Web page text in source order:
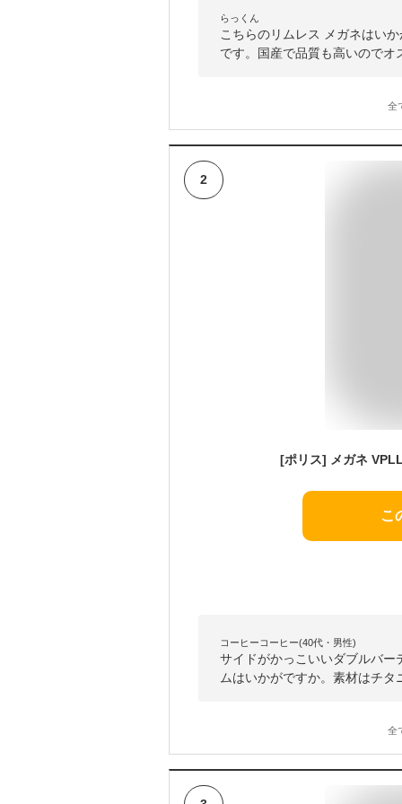
らっくん
こちらのリムレス メガネはい
です。国産で品質も高いのでオ
全
2
こ
コーヒーコーヒー(40代・男性)
サイドがかっこいいダブルバ
ムはいかがですか。素材はチタ
全